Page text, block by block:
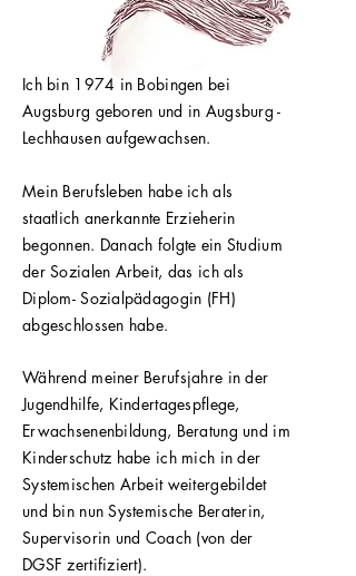
Ich bin 1974 in Bobingen bei
Augsburg geboren und in Augsburg -
Lechhausen aufgewachsen.
Mein Berufsleben habe ich als
staatlich anerkannte Erzieherin
begonnen. Danach folgte ein Studium
der Sozialen Arbeit, das ich als
Diplom- Sozialpädagogin (FH)
abgeschlossen habe.
Während meiner Berufsjahre in der
Jugendhilfe, Kindertagespflege,
Erwachsenenbildung, Beratung und im
Kinderschutz habe ich mich in der
Systemischen Arbeit weitergebildet
und bin nun Systemische Beraterin,
Supervisorin und Coach (von der
DGSF zertifiziert).